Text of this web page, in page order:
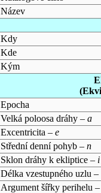
Název
Kdy
Kde
Kým
Epocha
Velká poloosa dráhy – a
Excentricita – e
Střední denní pohyb – n
Sklon dráhy k ekliptice – i
Délka vzestupného uzlu –
Argument šířky perihelu